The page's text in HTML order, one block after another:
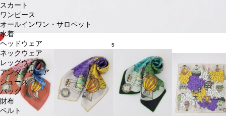
スカート
ワンピース
オールインワン・サロペット
水着
ヘッドウェア
ネックウェア
レッグウェア
アンダーウェア
シューズ
バッグ
財布
ベルト
5